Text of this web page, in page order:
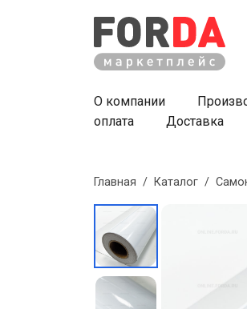
О компании
оплата
Доставка
Главная / Каталог /